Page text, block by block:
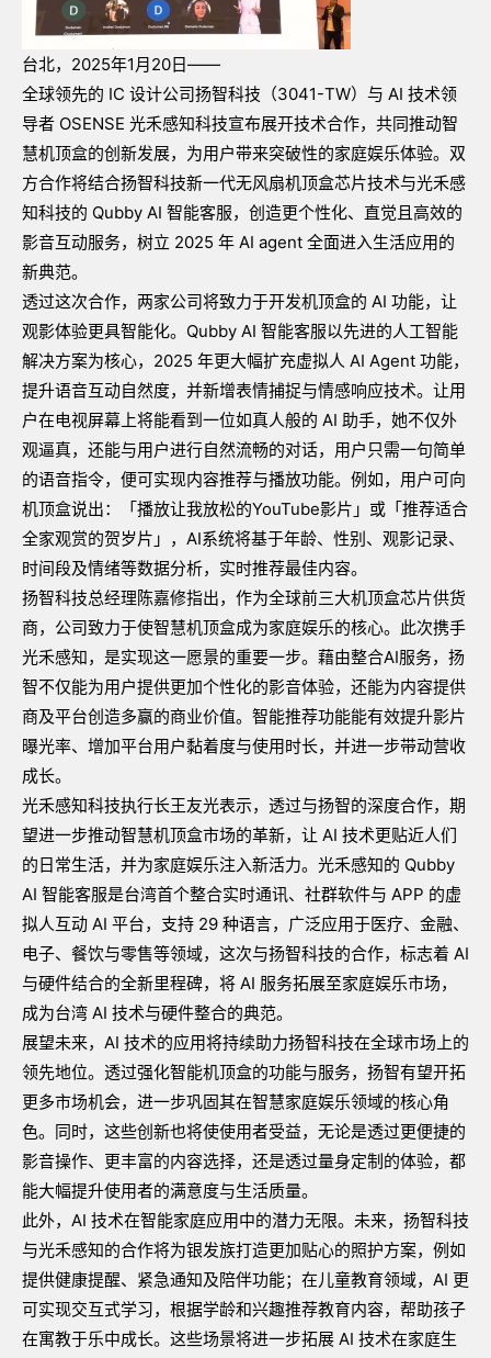
台北，2025年1月20日——
全球领先的 IC 设计公司扬智科技（3041-TW）与 AI 技术领
导者 OSENSE 光禾感知科技宣布展开技术合作，共同推动智
慧机顶盒的创新发展，为用户带来突破性的家庭娱乐体验。双
方合作将结合扬智科技新一代无风扇机顶盒芯片技术与光禾感
知科技的 Qubby AI 智能客服，创造更个性化、直觉且高效的
影音互动服务，树立 2025 年 AI agent 全面进入生活应用的
新典范。
透过这次合作，两家公司将致力于开发机顶盒的 AI 功能，让
观影体验更具智能化。 Qubby AI 智能客服以先进的人工智能
解决方案为核心， 2025 年更大幅扩充虚拟人 AI Agent 功能，
提升语音互动自然度，并新增表情捕捉与情感响应技术。让用
户在电视屏幕上将能看到一位如真人般的 AI 助手，她不仅外
观逼真，还能与用户进行自然流畅的对话，用户只需一句简单
的语音指令，便可实现内容推荐与播放功能。例如，用户可向
机顶盒说出：「播放让我放松的YouTube影片」或「推荐适合
全家观赏的贺岁片」， AI系统将基于年龄、性别、观影记录、
时间段及情绪等数据分析，实时推荐最佳内容。
扬智科技总经理陈嘉修指出，作为全球前三大机顶盒芯片供货
商，公司致力于使智慧机顶盒成为家庭娱乐的核心。此次携手
光禾感知，是实现这一愿景的重要一步。藉由整合AI服务，扬
智不仅能为用户提供更加个性化的影音体验，还能为内容提供
商及平台创造多赢的商业价值。智能推荐功能能有效提升影片
曝光率、增加平台用户黏着度与使用时长，并进一步带动营收
成长。
光禾感知科技执行长王友光表示，透过与扬智的深度合作，期
望进一步推动智慧机顶盒市场的革新，让 AI 技术更贴近人们
的日常生活，并为家庭娱乐注入新活力。光禾感知的 Qubby
AI 智能客服是台湾首个整合实时通讯、社群软件与 APP 的虚
拟人互动 AI 平台，支持 29 种语言，广泛应用于医疗、金融、
电子、餐饮与零售等领域，这次与扬智科技的合作，标志着 AI
与硬件结合的全新里程碑，将 AI 服务拓展至家庭娱乐市场，
成为台湾 AI 技术与硬件整合的典范。
展望未来， AI 技术的应用将持续助力扬智科技在全球市场上的
领先地位。透过强化智能机顶盒的功能与服务，扬智有望开拓
更多市场机会，进一步巩固其在智慧家庭娱乐领域的核心角
色。同时，这些创新也将使使用者受益，无论是透过更便捷的
影音操作、更丰富的内容选择，还是透过量身定制的体验，都
能大幅提升使用者的满意度与生活质量。
此外， AI 技术在智能家庭应用中的潜力无限。未来，扬智科技
与光禾感知的合作将为银发族打造更加贴心的照护方案，例如
提供健康提醒、紧急通知及陪伴功能；在儿童教育领域， AI 更
可实现交互式学习，根据学龄和兴趣推荐教育内容，帮助孩子
在寓教于乐中成长。这些场景将进一步拓展 AI 技术在家庭生